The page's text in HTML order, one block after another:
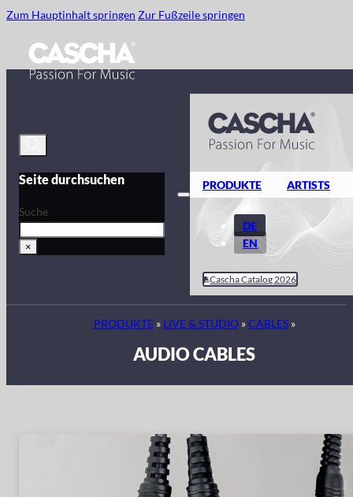
Zum Hauptinhalt springen Zur Fußzeile springen
Seite durchsuchen
Suche
×
PRODUKTE ARTISTS
DE
EN
Cascha Catalog 2026
PRODUKTE» LIVE & STUDIO»CABLES»
AUDIO CABLES